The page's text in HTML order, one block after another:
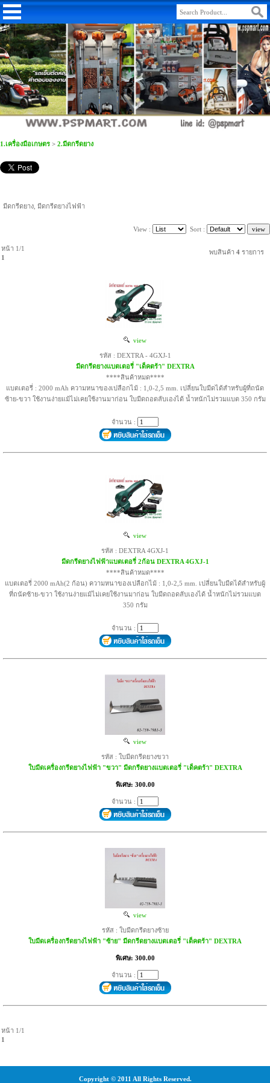
1.เครื่องมือเกษตร > 2.มีดกรีดยาง
มีดกรีดยาง, มีดกรีดยางไฟฟ้า
View : Sort :
หน้า 1/1
1
พบสินค้า 4 รายการ
view
รหัส : DEXTRA - 4GXJ-1
มีดกรีดยางแบตเตอรี่ "เด็คตร้า" DEXTRA
****สินค้าหมด****
แบตเตอรี่ : 2000 mAh ความหนาของเปลือกไม้ : 1,0-2,5 mm. เปลี่ยนใบมีดได้สำหรับผู้ที่ถนัด
ซ้าย-ขวา ใช้งานง่ายแม้ไม่เคยใช้งานมาก่อน ใบมีดถอดลับเองได้ น้ำหนักไม่รวมแบต 350 กรัม
จำนวน :
view
รหัส : DEXTRA 4GXJ-1
มีดกรีดยางไฟฟ้าแบตเตอรี่ 2ก้อน DEXTRA 4GXJ-1
****สินค้าหมด****
แบตเตอรี่ 2000 mAh(2 ก้อน) ความหนาของเปลือกไม้ : 1,0-2,5 mm. เปลี่ยนใบมีดได้สำหรับผู้
ที่ถนัดซ้าย-ขวา ใช้งานง่ายแม้ไม่เคยใช้งานมาก่อน ใบมีดถอดลับเองได้ น้ำหนักไม่รวมแบต
350 กรัม
จำนวน :
view
รหัส : ใบมีดกรีดยางขวา
ใบมีดเครื่องกรีดยางไฟฟ้า "ขวา" มีดกรีดยางแบตเตอรี่ "เด็คตร้า" DEXTRA
พิเศษ: 300.00
จำนวน :
view
รหัส : ใบมีดกรีดยางซ้าย
ใบมีดเครื่องกรีดยางไฟฟ้า "ซ้าย" มีดกรีดยางแบตเตอรี่ "เด็คตร้า" DEXTRA
พิเศษ: 300.00
จำนวน :
หน้า 1/1
1
Copyright © 2011 All Rights Reserved.